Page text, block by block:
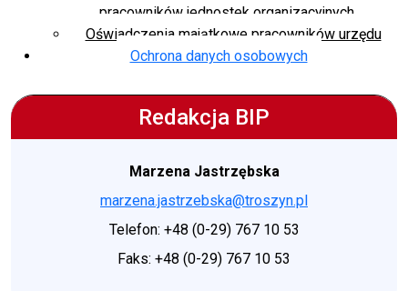
pracowników jednostek organizacyjnych
Oświadczenia majątkowe pracowników urzędu
Ochrona danych osobowych
Redakcja BIP
Marzena Jastrzębska
marzena.jastrzebska@troszyn.pl
Telefon: +48 (0-29) 767 10 53
Faks: +48 (0-29) 767 10 53